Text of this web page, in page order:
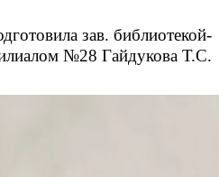
зав. библиотекой-
№28 Гайдукова Т.С.